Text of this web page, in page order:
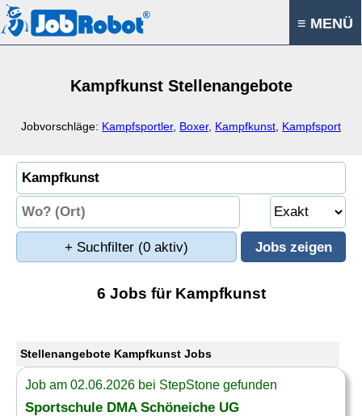
≡ MENÜ
Kampfkunst Stellenangebote
Jobvorschläge: Kampfsportler, Boxer, Kampfkunst Kampfsport
+ Suchfilter (0 aktiv)
6 Jobs für Kampfkunst
Stellenangebote Kampfkunst Jobs
Job am 02.06.2026 bei StepStone gefunden
Sportschule DMA Schöneiche UG